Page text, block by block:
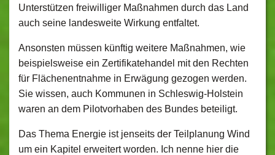
Unterstützen freiwilliger Maßnahmen durch das Land
auch seine landesweite Wirkung entfaltet.
Ansonsten müssen künftig weitere Maßnahmen, wie
beispielsweise ein Zertifikatehandel mit den Rechten
für Flächenentnahme in Erwägung gezogen werden.
Sie wissen, auch Kommunen in Schleswig-Holstein
waren an dem Pilotvorhaben des Bundes beteiligt.
Das Thema Energie ist jenseits der Teilplanung Wind
um ein Kapitel erweitert worden. Ich nenne hier die